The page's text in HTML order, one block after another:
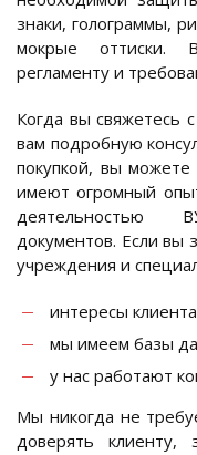
знаки, голограммы,
мокрые оттиски.
регламенту и
Когда вы свяжетесь
вам подробную
покупкой, вы
имеют огромный
деятельностью
документов. Если вы
учреждения и
интересы
мы имеем базы
у нас работают
Мы никогда не
доверять